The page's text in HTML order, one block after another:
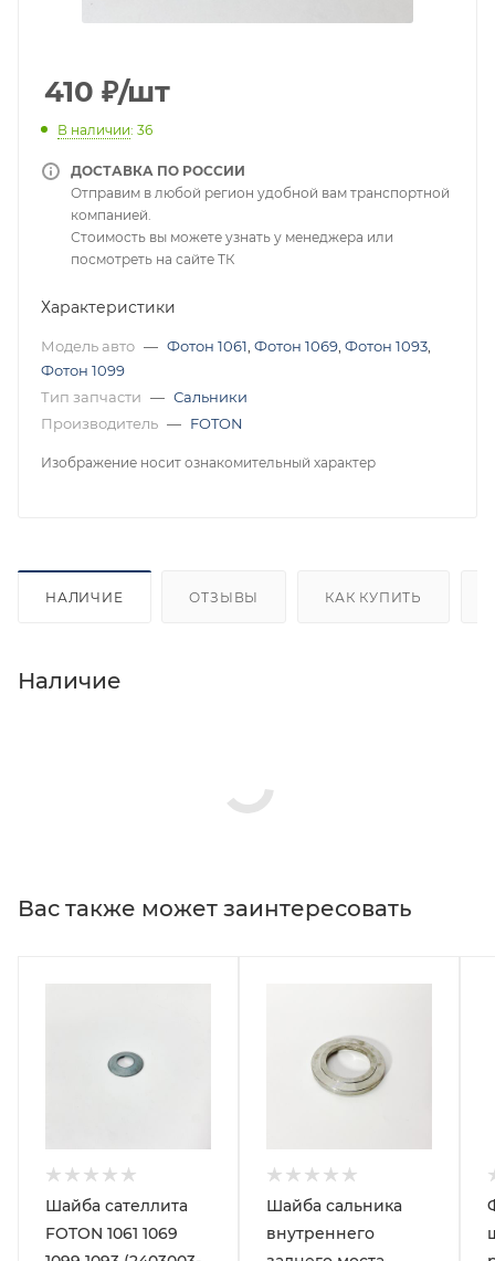
410 ₽/шт
В наличии: 36
ДОСТАВКА ПО РОССИИ
Отправим в любой регион удобной вам транспортной
компанией.
Стоимость вы можете узнать у менеджера или
посмотреть на сайте ТК
Характеристики
Модель авто — Фотон 1061 Фотон 1069 Фотон 1093
Фотон 1099
Тип запчасти — Сальники
Производитель — FOTON
Изображение носит ознакомительный характер
НАЛИЧИЕ ОТЗЫВЫ КАК КУПИТЬ
Наличие
Вас также может заинтересовать
Шайба сателлита
FOTON 1061 1069
Шайба сальника
внутреннего